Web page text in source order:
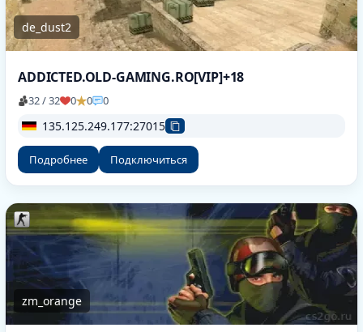
de_dust2
ADDICTED.OLD-GAMING.RO[VIP]+18
32 / 32 0 0 0
135.125.249.177:27015
Подробнее Подключиться
zm_orange